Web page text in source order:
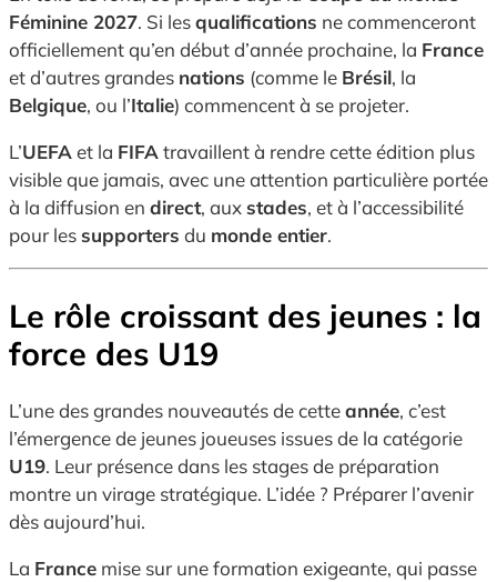
Féminine 2027. Si lesqualifications ne commenceront
officiellement qu’en début d’année prochaine, la France
et d’autres grandes nations (comme le Brésil, la
Belgique, ou l’Italie) commencent à se projeter.
L’UEFAet la FIFAtravaillent à rendre cette édition plus
visible que jamais, avec une attention particulière portée
à la diffusion en direct, aux stades, et à l’accessibilité
pour les supporters du monde entier.
Le rôle croissant des jeunes : la
force des U19
L’une des grandes nouveautés de cetteannée, c’est
l’émergence de jeunes joueuses issues de la catégorie
U19. Leur présence dans les stages de préparation
montre un virage stratégique. L’idée ? Préparer l’avenir
dès aujourd’hui.
La France mise sur une formation exigeante, qui passe